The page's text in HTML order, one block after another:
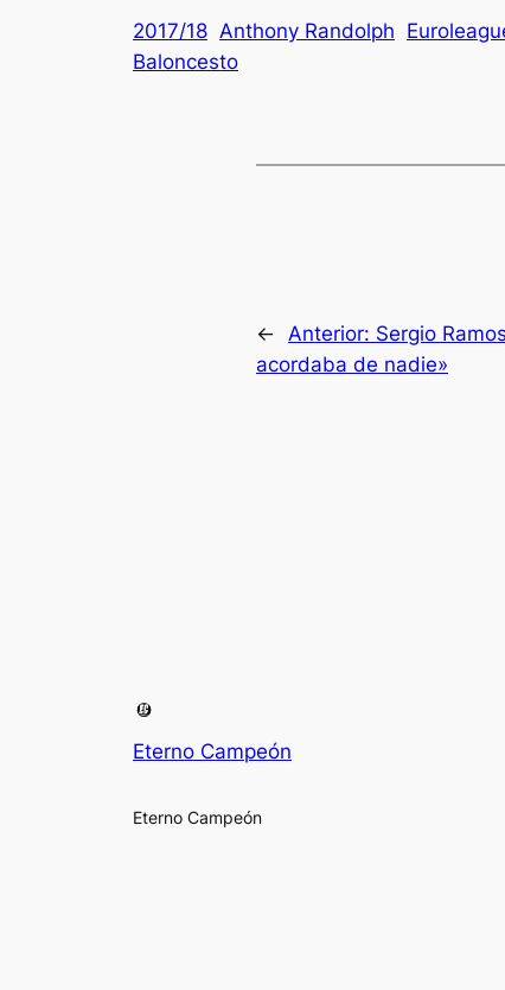
2017/18 Anthony Randolph
Baloncesto
← Anterior: Sergio
acordaba de nadie»
Eterno Campeón
Eterno Campeón